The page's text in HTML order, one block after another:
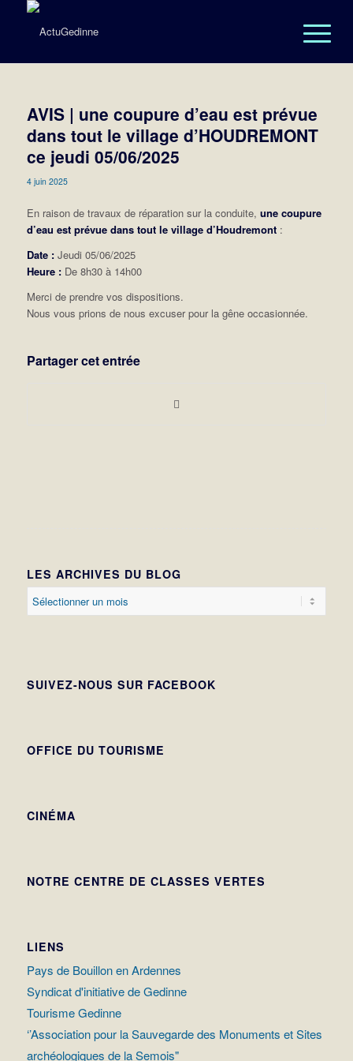
AVIS | une coupure d’eau est prévue
dans tout le village d’HOUDREMONT
ce jeudi 05/06/2025
4 juin 2025
En raison de travaux de réparation sur la conduite, une coupure
d’eau est prévue dans tout le village d’Houdremont:
Date :Jeudi 05/06/2025
Heure :De 8h30 à 14h00
Merci de prendre vos dispositions.
Nous vous prions de nous excuser pour la gêne occasionnée.
Partager cet entrée
LES ARCHIVES DU BLOG
SUIVEZ-NOUS SUR FACEBOOK
OFFICE DU TOURISME
CINÉMA
NOTRE CENTRE DE CLASSES VERTES
LIENS
Pays de Bouillon en Ardennes
Syndicat d'initiative de Gedinne
Tourisme Gedinne
‘’Association pour la Sauvegarde des Monuments et Sites
archéologiques de la Semois"